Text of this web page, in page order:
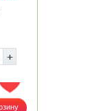
ДОБАВИТЬ В ИЗБРАННОЕ